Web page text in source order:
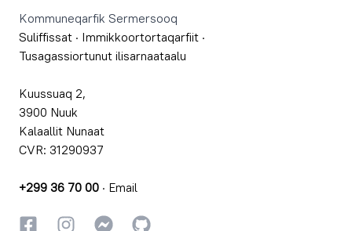
Kommuneqarfik Sermersooq
Suliffissat · Immikkoortortaqarfiit ·
Tusagassiortunut ilisarnaataalu
Kuussuaq 2,
3900 Nuuk
Kalaallit Nunaat
CVR: 31290937
+299 36 70 00 · Email
FacebookkiInstagrammiInstagrammi
GitHub